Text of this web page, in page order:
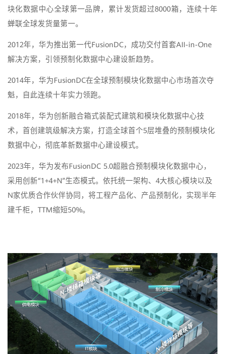
块化数据中心全球第一品牌，累计发货超过8000箱，连续十年
蝉联全球发货量第一。
2012年，华为推出第一代FusionDC，成功交付首套AII-in-One
解决方案，引领预制化数据中心建设新趋势。
2014年，华为FusionDC在全球预制模块化数据中心市场首次夺
魁，自此连续十年实力领跑。
2018年，华为创新融合箱式装配式建筑和模块化数据中心技
术，首创建筑级解决方案，打造全球首个5层堆叠的预制模块化
数据中心，彻底革新数据中心建设模式。
2023年，华为发布FusionDC 5.0超融合预制模块化数据中心，
采用创新“1+4+N”生态模式。依托统一架构、4大核心模块以及
N家优质合作伙伴协同，将工程产品化、产品预制化，实现半年
建千柜，TTM缩短50%。